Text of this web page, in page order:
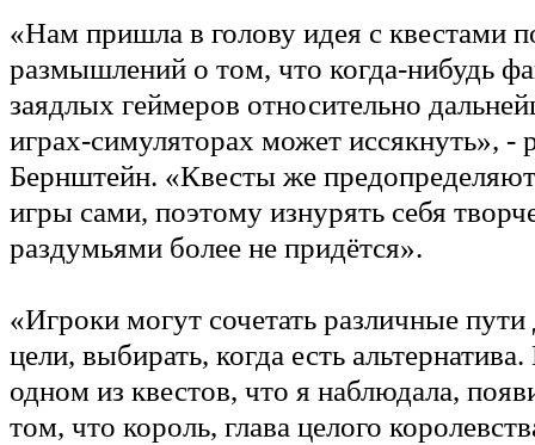
«Нам пришла в голову идея с квестами
размышлений о том, что когда-нибудь
заядлых геймеров относительно
играх-симуляторах может иссякнуть», -
Бернштейн. «Квесты же
игры сами, поэтому изнурять себя
раздумьями более не придётся».
«Игроки могут сочетать различные
цели, выбирать, когда есть
одном из квестов, что я наблюдала,
том, что король, глава целого